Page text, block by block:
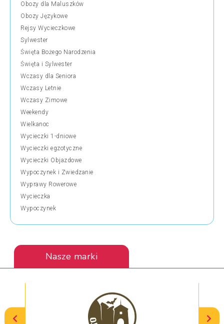
Obozy dla Maluszków
Obozy Językowe
Rejsy Wycieczkowe
Sylwester
Święta Bożego Narodzenia
Święta i Sylwester
Wczasy dla Seniora
Wczasy Letnie
Wczasy Zimowe
Weekendy
Wielkanoc
Wycieczki 1-dniowe
Wycieczki egzotyczne
Wycieczki Objazdowe
Wypoczynek i Zwiedzanie
Wyprawy Rowerowe
Wycieczka
Wypoczynek
Nasze marki